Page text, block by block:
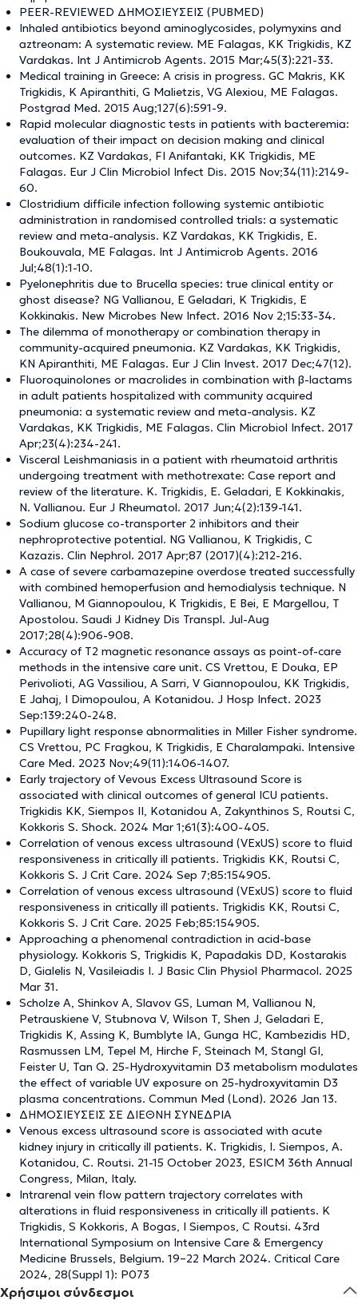
PEER-REVIEWED ΔΗΜΟΣΙΕΥΣΕΙΣ (PUBMED)
Inhaled antibiotics beyond aminoglycosides, polymyxins and
aztreonam: A systematic review. ME Falagas, KK Trigkidis, KZ
Vardakas. Int J Antimicrob Agents. 2015 Mar;45(3):221-33.
Medical training in Greece: A crisis in progress. GC Makris, KK
Trigkidis, K Apiranthiti, G Malietzis, VG Alexiou, ME Falagas.
Postgrad Med. 2015 Aug;127(6):591-9.
Rapid molecular diagnostic tests in patients with bacteremia:
evaluation of their impact on decision making and clinical
outcomes. KZ Vardakas, FI Anifantaki, KK Trigkidis, ME
Falagas. Eur J Clin Microbiol Infect Dis. 2015 Nov;34(11):2149-
60.
Clostridium difficile infection following systemic antibiotic
administration in randomised controlled trials: a systematic
review and meta-analysis. KZ Vardakas, KK Trigkidis, E.
Boukouvala, ME Falagas. Int J Antimicrob Agents. 2016
Jul;48(1):1-10.
Pyelonephritis due to Brucella species: true clinical entity or
ghost disease? NG Vallianou, E Geladari, K Trigkidis, E
Kokkinakis. New Microbes New Infect. 2016 Nov 2;15:33-34.
The dilemma of monotherapy or combination therapy in
community-acquired pneumonia. KZ Vardakas, KK Trigkidis,
KN Apiranthiti, ME Falagas. Eur J Clin Invest. 2017 Dec;47(12).
Fluoroquinolones or macrolides in combination with β-lactams
in adult patients hospitalized with community acquired
pneumonia: a systematic review and meta-analysis. KZ
Vardakas, KK Trigkidis, ME Falagas. Clin Microbiol Infect. 2017
Apr;23(4):234-241.
Visceral Leishmaniasis in a patient with rheumatoid arthritis
undergoing treatment with methotrexate: Case report and
review of the literature. K. Trigkidis, E. Geladari, E Kokkinakis,
N. Vallianou. Eur J Rheumatol. 2017 Jun;4(2):139-141.
Sodium glucose co-transporter 2 inhibitors and their
nephroprotective potential. NG Vallianou, K Trigkidis, C
Kazazis. Clin Nephrol. 2017 Apr;87 (2017)(4):212-216.
A case of severe carbamazepine overdose treated successfully
with combined hemoperfusion and hemodialysis technique. N
Vallianou, M Giannopoulou, K Trigkidis, E Bei, E Margellou, T
Apostolou. Saudi J Kidney Dis Transpl. Jul-Aug
2017;28(4):906-908.
Accuracy of T2 magnetic resonance assays as point-of-care
methods in the intensive care unit. CS Vrettou, E Douka, EP
Perivolioti, AG Vassiliou, A Sarri, V Giannopoulou, KK Trigkidis,
E Jahaj, I Dimopoulou, A Kotanidou. J Hosp Infect. 2023
Sep:139:240-248.
Pupillary light response abnormalities in Miller Fisher syndrome.
CS Vrettou, PC Fragkou, K Trigkidis, E Charalampaki. Intensive
Care Med. 2023 Nov;49(11):1406-1407.
Early trajectory of Vevous Excess Ultrasound Score is
associated with clinical outcomes of general ICU patients.
Trigkidis KK, Siempos II, Kotanidou A, Zakynthinos S, Routsi C,
Kokkoris S. Shock. 2024 Mar 1;61(3):400-405.
Correlation of venous excess ultrasound (VExUS) score to fluid
responsiveness in critically ill patients. Trigkidis KK, Routsi C,
Kokkoris S. J Crit Care. 2024 Sep 7;85:154905.
Correlation of venous excess ultrasound (VExUS) score to fluid
responsiveness in critically ill patients. Trigkidis KK, Routsi C,
Kokkoris S. J Crit Care. 2025 Feb;85:154905.
Approaching a phenomenal contradiction in acid-base
physiology. Kokkoris S, Trigkidis K, Papadakis DD, Kostarakis
D, Gialelis N, Vasileiadis I. J Basic Clin Physiol Pharmacol. 2025
Mar 31.
Scholze A, Shinkov A, Slavov GS, Luman M, Vallianou N,
Petrauskiene V, Stubnova V, Wilson T, Shen J, Geladari E,
Trigkidis K, Assing K, Bumblyte IA, Gunga HC, Kambezidis HD,
Rasmussen LM, Tepel M, Hirche F, Steinach M, Stangl GI,
Feister U, Tan Q. 25-Hydroxyvitamin D3 metabolism modulates
the effect of variable UV exposure on 25-hydroxyvitamin D3
plasma concentrations. Commun Med (Lond). 2026 Jan 13.
ΔΗΜΟΣΙΕΥΣΕΙΣ ΣΕ ΔΙΕΘΝΗ ΣΥΝΕΔΡΙΑ
Venous excess ultrasound score is associated with acute
kidney injury in critically ill patients. K. Trigkidis, I. Siempos, A.
Kotanidou, C. Routsi. 21-15 October 2023, ESICM 36th Annual
Congress, Milan, Italy.
Intrarenal vein flow pattern trajectory correlates with
alterations in fluid responsiveness in critically ill patients. K
Trigkidis, S Kokkoris, A Bogas, I Siempos, C Routsi. 43rd
International Symposium on Intensive Care & Emergency
Medicine Brussels, Belgium. 19–22 March 2024. Critical Care
2024, 28(Suppl 1): P073
Χρήσιμοι σύνδεσμοι